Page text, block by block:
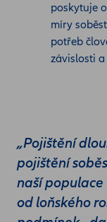
poskytuje
míry
potřeb
závislosti
„Pojištění
pojištění
naší
od loňského